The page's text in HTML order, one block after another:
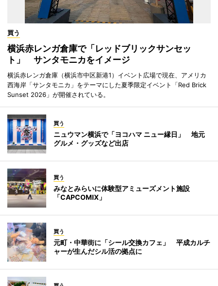
買う
横浜赤レンガ倉庫で「レッドブリックサンセッ
ト」 サンタモニカをイメージ
横浜赤レンガ倉庫（横浜市中区新港1）イベント広場で現在、アメリカ
西海岸「サンタモニカ」をテーマにした夏季限定イベント「Red Brick
Sunset 2026」が開催されている。
買う
ニュウマン横浜で「ヨコハマ ニュー縁日」 地元
グルメ・グッズなど出店
買う
みなとみらいに体験型アミューズメント施設
「CAPCOMIX」
買う
元町・中華街に「シール交換カフェ」 平成カルチ
ャーが生んだシル活の拠点に